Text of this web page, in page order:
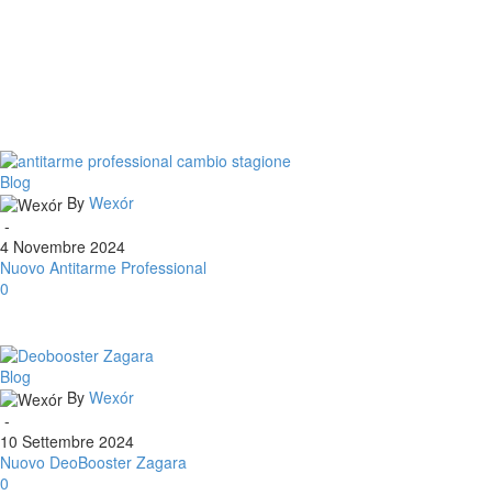
Nuovo
Antitarme
Professional
Blog
By Wexór
-
4 Novembre 2024
Nuovo Antitarme Professional
0
Nuovo
DeoBooster
Zagara
Blog
By Wexór
-
10 Settembre 2024
Nuovo DeoBooster Zagara
0